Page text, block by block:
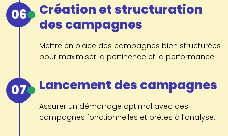
06
Création et structuration
des campagnes
Mettre en place des campagnes bien structurées
pour maximiser la pertinence et la performance.
07 Lancement des campagnes
Assurer un démarrage optimal avec des
campagnes fonctionnelles et prêtes à l’analyse.